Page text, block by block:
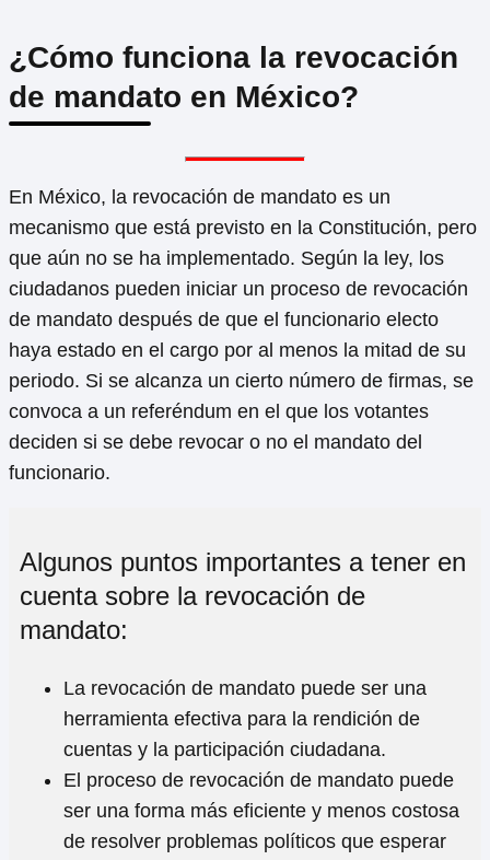
¿Cómo funciona la revocación
de mandato en México?
En México, la revocación de mandato es un
mecanismo que está previsto en la Constitución, pero
que aún no se ha implementado. Según la ley, los
ciudadanos pueden iniciar un proceso de revocación
de mandato después de que el funcionario electo
haya estado en el cargo por al menos la mitad de su
periodo. Si se alcanza un cierto número de firmas, se
convoca a un referéndum en el que los votantes
deciden si se debe revocar o no el mandato del
funcionario.
Algunos puntos importantes a tener en
cuenta sobre la revocación de
mandato:
La revocación de mandato puede ser una
herramienta efectiva para la rendición de
cuentas y la participación ciudadana.
El proceso de revocación de mandato puede
ser una forma más eficiente y menos costosa
de resolver problemas políticos que esperar